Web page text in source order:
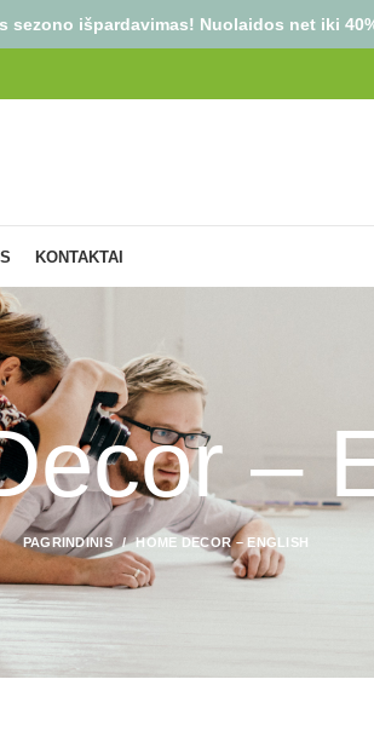
KONTAKTAI
–
PAGRINDINIS HOME DECOR – ENGLISH
sezono išpardavimas! Nuolaidos net iki